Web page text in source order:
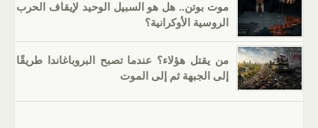
موت بوتن.. هل هو السبيل الوحيد لإيقاف الحرب
الروسية الأوكرانية؟
من يقتل هؤلاء؟ عندما تصبح البروباغاندا طريقًا
إلى الجبهة ثم إلى الموت